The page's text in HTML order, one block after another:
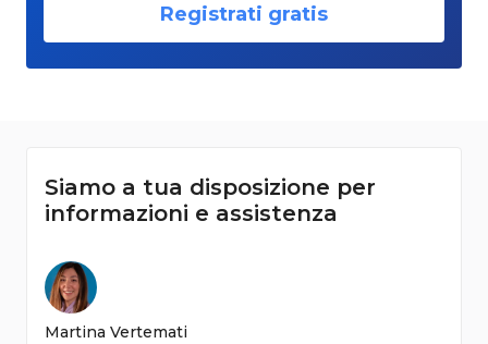
Registrati gratis
Siamo a tua disposizione per
informazioni e assistenza
Martina Vertemati